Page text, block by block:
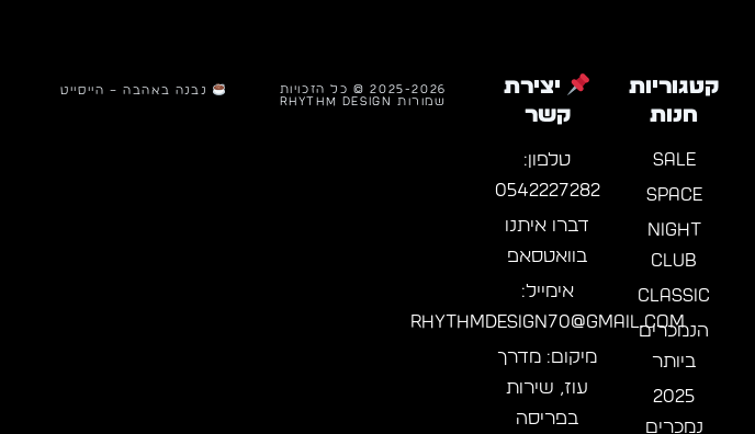
קטגוריות
חנות
SALE
SPACE
NIGHT
CLUB
CLASSIC
הנמכרים
ביותר
2025
נמכרים
יצירת
קשר
טלפון:
0542227282
דברו איתנו
בוואטסאפ
אימייל:
rhythmdesign70@gmail.com
מיקום: מדרך
עוז, שירות
בפריסה
2025-2026 © כל הזכויות
שמורות Rhythm Design
נבנה באהבה – הייסייט